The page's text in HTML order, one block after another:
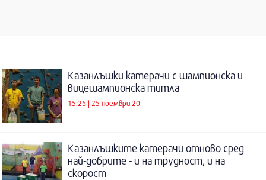
Казанлъшки катерачи с шампионска и
вицешампионска титла
15:26 | 25 ноември 20
Казанлъшките катерачи отново сред
най-добрите - и на трудност, и на
скорост